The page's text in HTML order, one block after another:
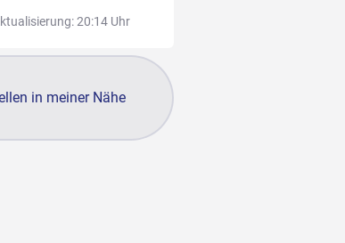
20:14 Uhr
in meiner Nähe